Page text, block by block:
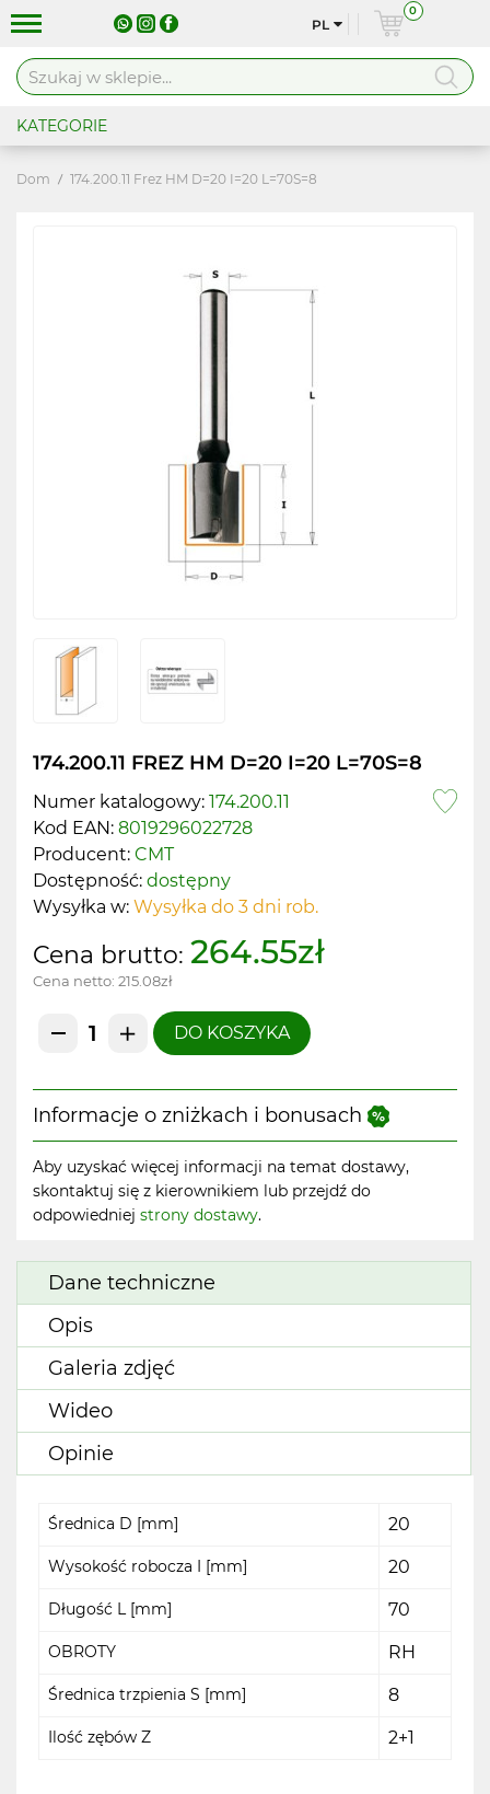
PL
0
KATEGORIE
Dom 174.200.11 Frez HM D=20 I=20 L=70S=8
174.200.11 FREZ HM D=20 I=20 L=70S=8
Numer katalogowy: 174.200.11
Kod EAN: 8019296022728
Producent: CMT
Dostępność: dostępny
Wysyłka w: Wysyłka do 3 dni rob.
Cena brutto: 264.55zł
Cena netto: 215.08zł
DO KOSZYKA
Informacje o zniżkach i bonusach
Aby uzyskać więcej informacji na temat dostawy,
skontaktuj się z kierownikiem lub przejdź do
odpowiedniej strony dostawy.
Dane techniczne
Opis
Galeria zdjęć
Wideo
Opinie
Średnica D [mm] 20
Wysokość robocza I [mm] 20
Długość L [mm] 70
OBROTY RH
Średnica trzpienia S [mm] 8
Ilość zębów Z 2+1